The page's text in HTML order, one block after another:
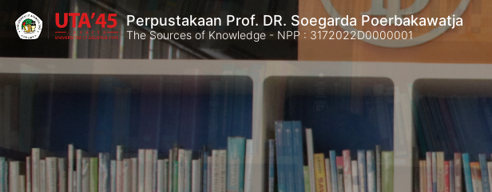
Perpustakaan Prof. DR. Soegarda Poerbakawatja
The Sources of Knowledge - NPP : 3172022D0000001